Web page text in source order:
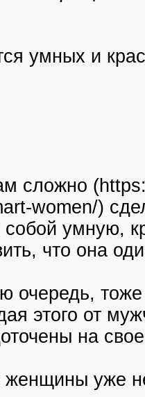
умных и
сложно
women/)
собой умную,
что она
этого от
на
уже